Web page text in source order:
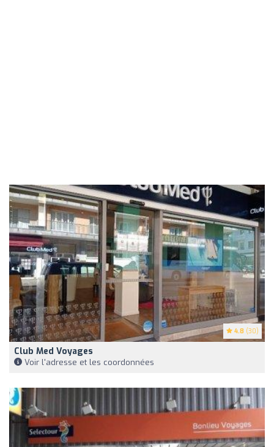
4.8 (30)
Club Med Voyages
Voir l'adresse et les coordonnées